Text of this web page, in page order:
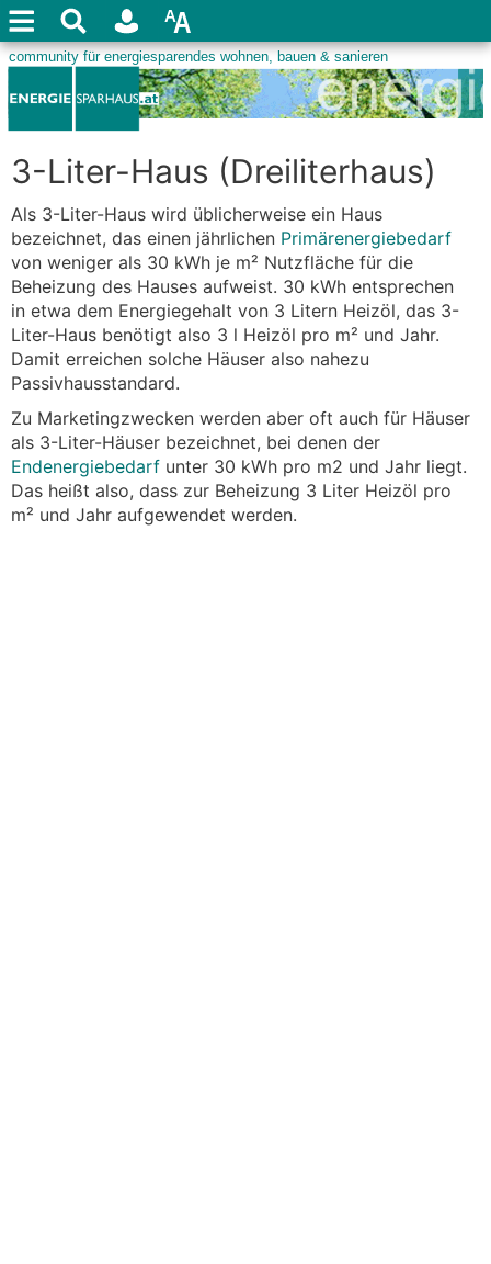
3-Liter-Haus (Dreiliterhaus)
Als 3-Liter-Haus wird üblicherweise ein Haus
bezeichnet, das einen jährlichen Primärenergiebedarf
von weniger als 30 kWh je m² Nutzfläche für die
Beheizung des Hauses aufweist. 30 kWh entsprechen
in etwa dem Energiegehalt von 3 Litern Heizöl, das 3-
Liter-Haus benötigt also 3 l Heizöl pro m² und Jahr.
Damit erreichen solche Häuser also nahezu
Passivhausstandard.
Zu Marketingzwecken werden aber oft auch für Häuser
als 3-Liter-Häuser bezeichnet, bei denen der
Endenergiebedarf unter 30 kWh pro m2 und Jahr liegt.
Das heißt also, dass zur Beheizung 3 Liter Heizöl pro
m² und Jahr aufgewendet werden.